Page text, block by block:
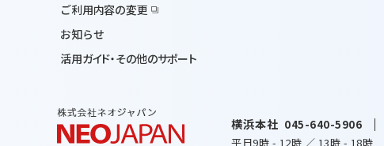
ご利用内容の変更
お知らせ
活用ガイド・その他のサポート
横浜本社 045-640-5906
平日9時 - 12時 ／ 13時 - 18時